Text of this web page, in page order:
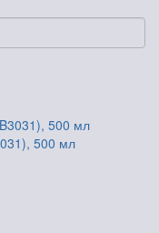
500 мл